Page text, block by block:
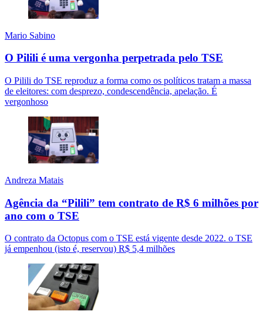
Mario Sabino
O Pilili é uma vergonha perpetrada pelo TSE
O Pilili do TSE reproduz a forma como os políticos tratam a massa
de eleitores: com desprezo, condescendência, apelação. É
vergonhoso
Andreza Matais
Agência da “Pilili” tem contrato de R$ 6 milhões por
ano com o TSE
O contrato da Octopus com o TSE está vigente desde 2022. o TSE
já empenhou (isto é, reservou) R$ 5,4 milhões